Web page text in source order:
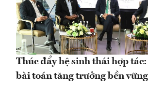
Thúc đẩy hệ sinh thái hợp
bài toán tăng trưởng bền vững